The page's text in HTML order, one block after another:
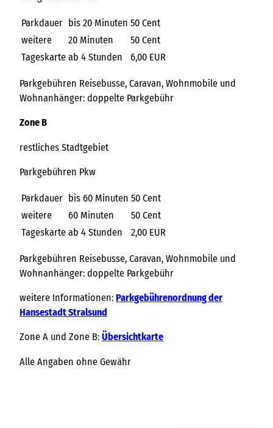
Parkdauer bis 20 Minuten 50 Cent
weitere
20 Minuten
50 Cent
Tageskarte ab 4 Stunden 6,00 EUR
Parkgebühren Reisebusse, Caravan, Wohnmobile und
Wohnanhänger: doppelte Parkgebühr
Zone B
restliches Stadtgebiet
Parkgebühren Pkw
Parkdauer bis 60 Minuten 50 Cent
weitere
60 Minuten
50 Cent
Tageskarte ab 4 Stunden 2,00 EUR
Parkgebühren Reisebusse, Caravan, Wohnmobile und
Wohnanhänger: doppelte Parkgebühr
weitere Informationen: Parkgebührenordnung der
Hansestadt Stralsund
Zone A und Zone B: Übersichtkarte
Alle Angaben ohne Gewähr